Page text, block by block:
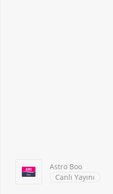
Astro Boo
Canlı Yayını